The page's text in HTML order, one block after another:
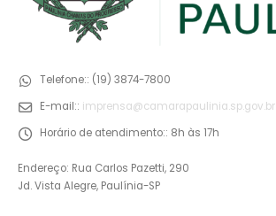
Telefone:: (19) 3874-7800
E-mail:: imprensa@camarapaulinia.sp.gov.br
Horário de atendimento:: 8h às 17h
Endereço: Rua Carlos Pazetti, 290
Jd. Vista Alegre, Paulínia-SP